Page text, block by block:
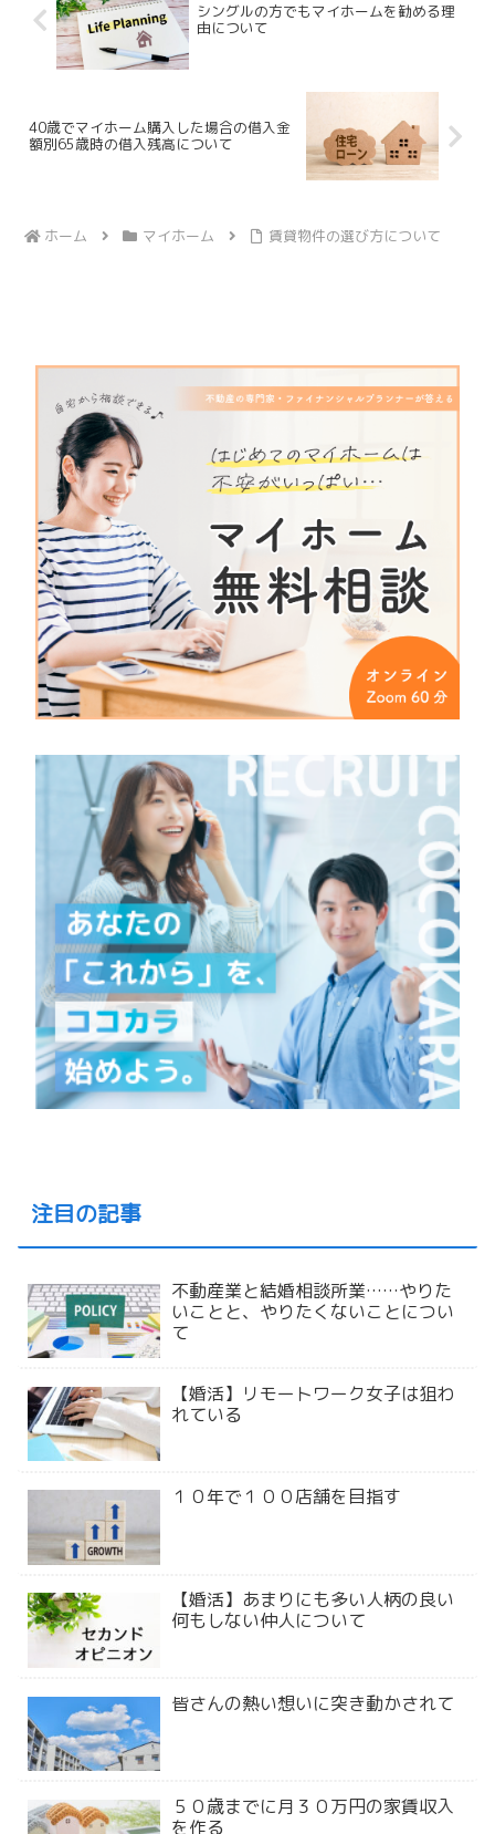
シングルの方でもマイホームを勧める理
由について
40歳でマイホーム購入した場合の借入金
額別65歳時の借入残高について
ホーム マイホーム 賃貸物件の選び方について
注目の記事
不動産業と結婚相談所業……やりた
いことと、やりたくないことについ
て
【婚活】リモートワーク女子は狙わ
れている
１０年で１００店舗を目指す
【婚活】あまりにも多い人柄の良い
何もしない仲人について
皆さんの熱い想いに突き動かされて
５０歳までに月３０万円の家賃収入
を作る